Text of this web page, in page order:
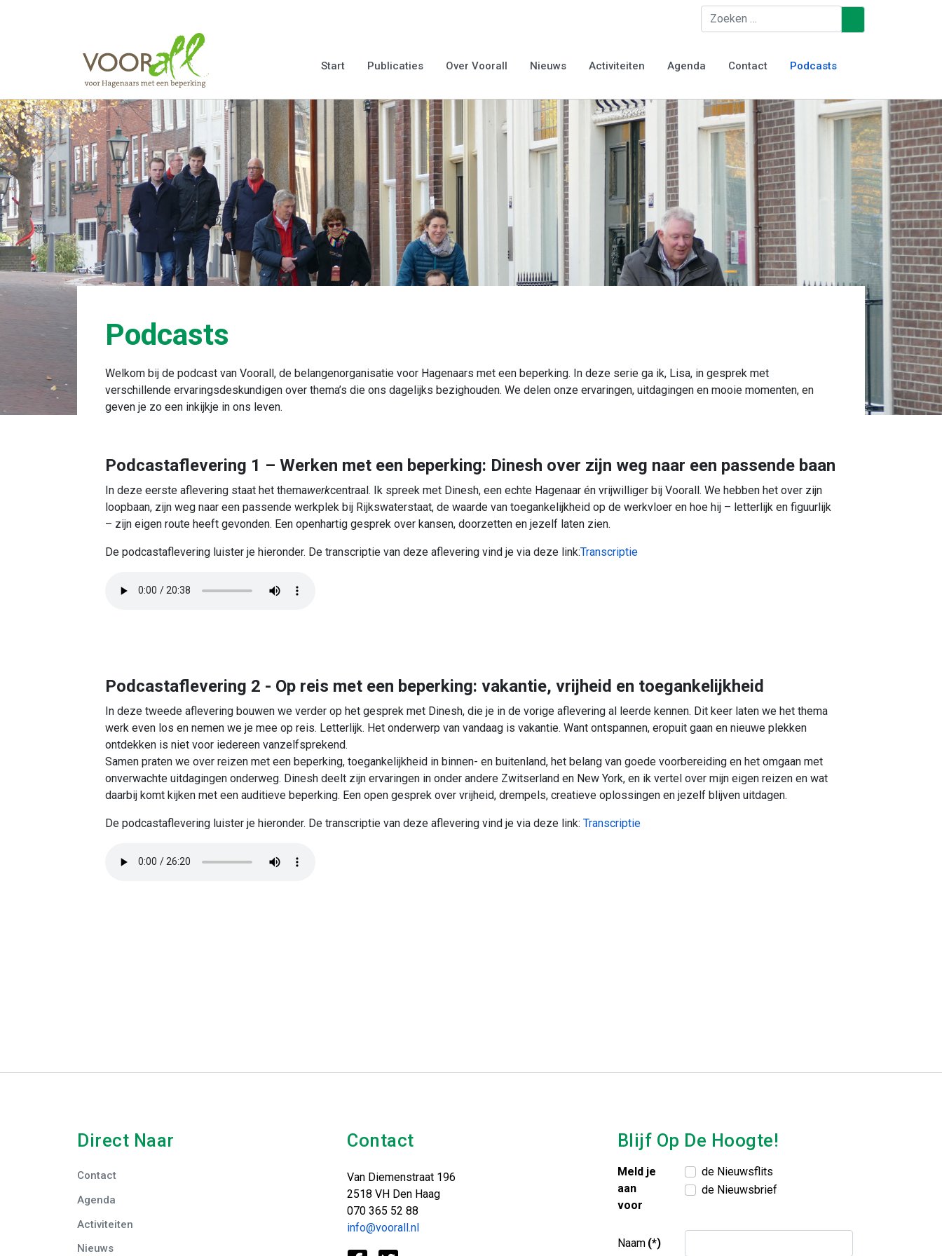
Start Publicaties Over Voorall Nieuws Activiteiten Agenda Contact Podcasts
Podcasts
Welkom bij de podcast van Voorall, de belangenorganisatie voor Hagenaars met een beperking. In deze serie ga ik, Lisa, in gesprek met
verschillende ervaringsdeskundigen over thema’s die ons dagelijks bezighouden. We delen onze ervaringen, uitdagingen en mooie momenten, en
geven je zo een inkijkje in ons leven.
Podcastaflevering 1 – Werken met een beperking: Dinesh over zijn weg naar een passende baan
In deze eerste aflevering staat het themawerkcentraal. Ik spreek met Dinesh, een echte Hagenaar én vrijwilliger bij Voorall. We hebben het over zijn
loopbaan, zijn weg naar een passende werkplek bij Rijkswaterstaat, de waarde van toegankelijkheid op de werkvloer en hoe hij – letterlijk en figuurlijk
– zijn eigen route heeft gevonden. Een openhartig gesprek over kansen, doorzetten en jezelf laten zien.
De podcastaflevering luister je hieronder. De transcriptie van deze aflevering vind je via deze link:Transcriptie
Podcastaflevering 2 - Op reis met een beperking: vakantie, vrijheid en toegankelijkheid
In deze tweede aflevering bouwen we verder op het gesprek met Dinesh, die je in de vorige aflevering al leerde kennen. Dit keer laten we het thema
werk even los en nemen we je mee op reis. Letterlijk. Het onderwerp van vandaag is vakantie. Want ontspannen, eropuit gaan en nieuwe plekken
ontdekken is niet voor iedereen vanzelfsprekend.
Samen praten we over reizen met een beperking, toegankelijkheid in binnen- en buitenland, het belang van goede voorbereiding en het omgaan met
onverwachte uitdagingen onderweg. Dinesh deelt zijn ervaringen in onder andere Zwitserland en New York, en ik vertel over mijn eigen reizen en wat
daarbij komt kijken met een auditieve beperking. Een open gesprek over vrijheid, drempels, creatieve oplossingen en jezelf blijven uitdagen.
De podcastaflevering luister je hieronder. De transcriptie van deze aflevering vind je via deze link: Transcriptie
Direct Naar
Contact
Agenda
Activiteiten
Nieuws
Contact
Van Diemenstraat 196
2518 VH Den Haag
070 365 52 88
info@voorall.nl
Blijf Op De Hoogte!
Meld je
aan
voor
de Nieuwsflits
de Nieuwsbrief
Naam (*)